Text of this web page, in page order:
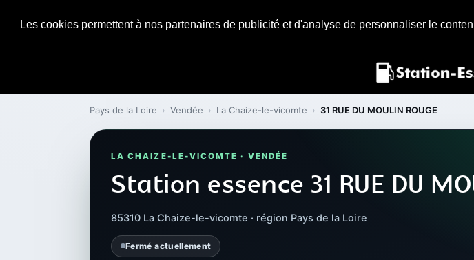
Les cookies permettent à nos partenaires de publicité et d'analyse de personnaliser le
Pays de la Loire › Vendée › La Chaize-le-vicomte › 31 RUE DU MOULIN ROUGE
LA CHAIZE-LE-VICOMTE · VENDÉE
Station essence 31 RUE DU
85310 La Chaize-le-vicomte · région Pays de la Loire
Fermé actuellement